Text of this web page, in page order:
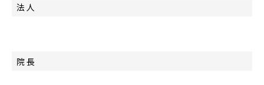
法 人
院 長